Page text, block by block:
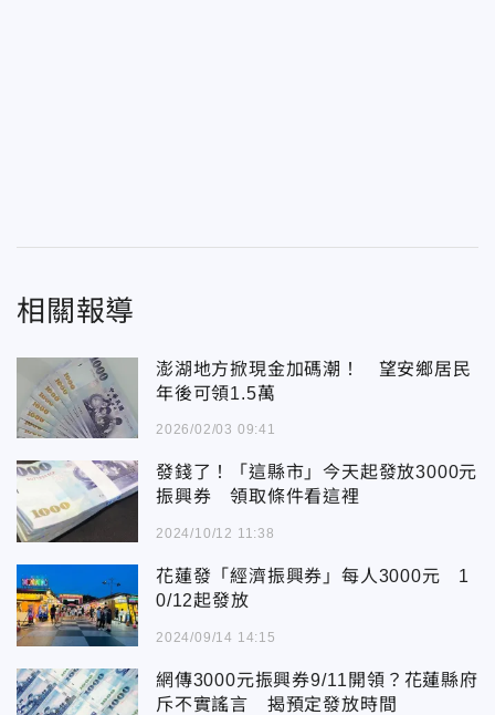
相關報導
澎湖地方掀現金加碼潮！ 望安鄉居民
年後可領1.5萬
2026/02/03 09:41
發錢了！「這縣市」今天起發放3000元
振興券 領取條件看這裡
2024/10/12 11:38
花蓮發「經濟振興券」每人3000元 1
0/12起發放
2024/09/14 14:15
網傳3000元振興券9/11開領？花蓮縣府
斥不實謠言 揭預定發放時間